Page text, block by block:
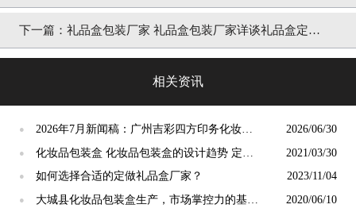
方]包装厂家直销
下一篇： 礼品盒包装厂家 礼品盒包装厂家详谈礼品盒定制
相关资讯
●
2026年7月新闻稿：广州吉彩四方印务化妆品
包装盒智能量产方案发布，标准化降本20%对
冲包材涨价
2026/06/30
●
化妆品包装盒 化妆品包装盒的设计趋势 定制
包装找[吉彩四方]
2021/03/30
● 如何选择合适的定做礼品盒厂家？ 2023/11/04
●
大城县化妆品包装盒生产，市场掌控力的基础
2020/06/10